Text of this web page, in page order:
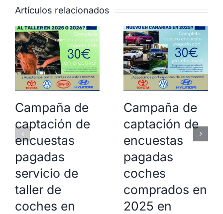
Artículos relacionados
Campaña de
captación de
encuestas
pagadas
servicio de
taller de
coches en
Campaña de
captación de
encuestas
pagadas
coches
comprados en
2025 en